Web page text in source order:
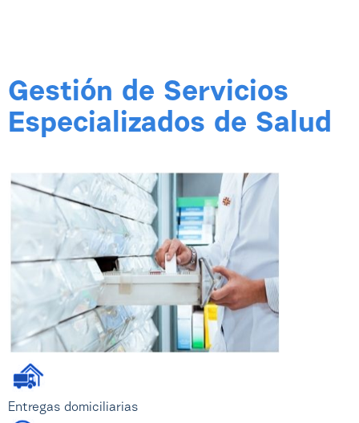
Gestión de Servicios
Especializados de Salud
Entregas domiciliarias